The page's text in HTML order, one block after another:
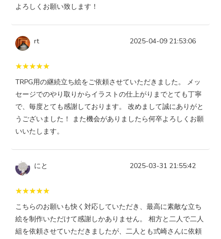
よろしくお願い致します！
rt 2025-04-09 21:53:06
TRPG用の継続立ち絵をご依頼させていただきました。 メッ
セージでのやり取りからイラストの仕上がりまでとても丁寧
で、毎度とても感謝しております。 改めまして誠にありがと
うございました！ また機会がありましたら何卒よろしくお願
いいたします。
にと 2025-03-31 21:55:42
こちらのお願いも快く対応していただき、最高に素敵な立ち
絵を制作いただけて感謝しかありません。 相方と二人で二人
組を依頼させていただきましたが、二人とも弎崎さんに依頼